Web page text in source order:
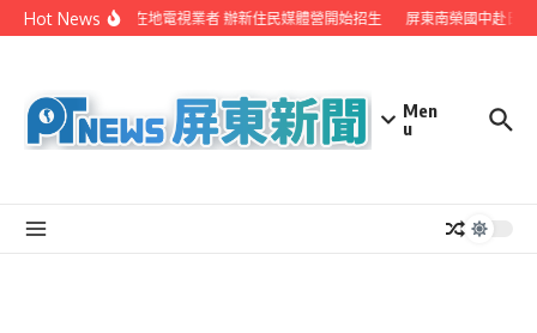
Skip to content
Hot News
屏縣府聯手在地電視業者 辦新住民媒體營開始招生 屏東南榮國中赴日
Men
u